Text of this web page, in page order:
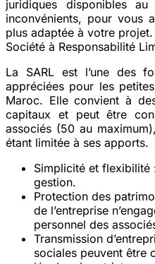
juridiques disponibles
inconvénients, pour vous
plus adaptée à votre projet.
Société à Responsabilité
La SARL est l’une des
appréciées pour les
Maroc. Elle convient à
capitaux et peut être
associés (50 au
étant limitée à ses apports.
Simplicité et flexibilité
gestion.
Protection des
de l’entreprise
personnel des
Transmission
sociales peuvent être